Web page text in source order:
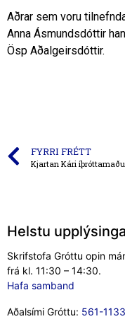
Aðrar sem voru
Anna Ásmundsdóttir
Ösp Aðalgeirsdóttir.
FYRRI FRÉTT
Helstu
Skrifstofa Gróttu opin
frá kl. 11:30 – 14:30.
Hafa samband
Aðalsími Gróttu: 561-1133